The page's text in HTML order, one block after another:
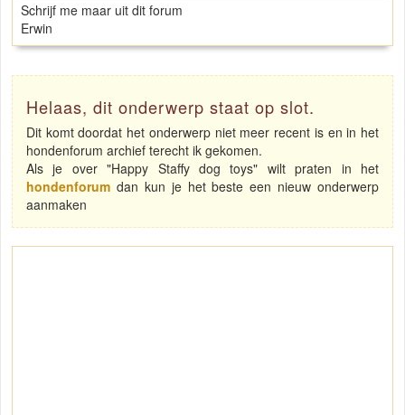
Schrijf me maar uit dit forum
Erwin
Helaas, dit onderwerp staat op slot.
Dit komt doordat het onderwerp niet meer recent is en in het
hondenforum archief terecht ik gekomen.
Als je over "Happy Staffy dog toys" wilt praten in het
hondenforum dan kun je het beste een nieuw onderwerp
aanmaken